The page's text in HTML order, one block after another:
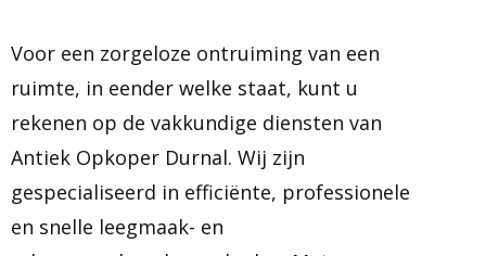
Voor een zorgeloze ontruiming van een
ruimte, in eender welke staat, kunt u
rekenen op de vakkundige diensten van
Antiek Opkoper Durnal. Wij zijn
gespecialiseerd in efficiënte, professionele
en snelle leegmaak- en